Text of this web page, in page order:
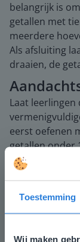
Toestemming
Wij maken
belangrijk is
getallen met
meerdere
Als afsluiting
draaien, de
Laat
eerst oefenen
getallen onder
geoefend
stappen van
nullen een